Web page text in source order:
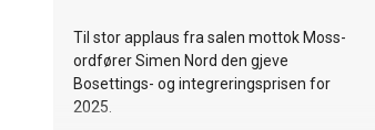
Til stor applaus fra salen mottok Moss-
ordfører Simen Nord den gjeve
Bosettings- og integreringsprisen for
2025.